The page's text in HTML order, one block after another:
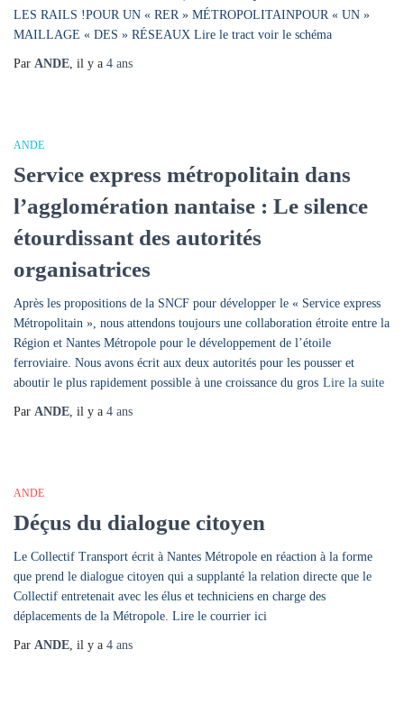
LES RAILS !POUR UN « RER » MÉTROPOLITAINPOUR « UN »
MAILLAGE « DES » RÉSEAUX Lire le tract voir le schéma
Par ANDE , il y a 4 ans
ANDE
Service express métropolitain dans
l’agglomération nantaise : Le silence
étourdissant des autorités
organisatrices
Après les propositions de la SNCF pour développer le « Service express
Métropolitain », nous attendons toujours une collaboration étroite entre la
Région et Nantes Métropole pour le développement de l’étoile
ferroviaire. Nous avons écrit aux deux autorités pour les pousser et
aboutir le plus rapidement possible à une croissance du gros Lire la suite
Par ANDE , il y a 4 ans
ANDE
Déçus du dialogue citoyen
Le Collectif Transport écrit à Nantes Métropole en réaction à la forme
que prend le dialogue citoyen qui a supplanté la relation directe que le
Collectif entretenait avec les élus et techniciens en charge des
déplacements de la Métropole. Lire le courrier ici
Par ANDE , il y a 4 ans